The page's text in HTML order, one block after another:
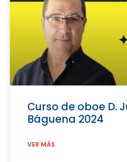
Curso de oboe D.
Báguena 2024
VER MÁS